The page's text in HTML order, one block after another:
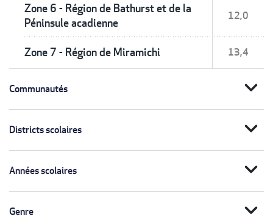
Zone 6 - Région de Bathurst et de la
Péninsule acadienne
12,0
Zone 7 - Région de Miramichi 13,4
Communautés expand_more
Districts scolaires expand_more
Années scolaires expand_more
Genre expand_more